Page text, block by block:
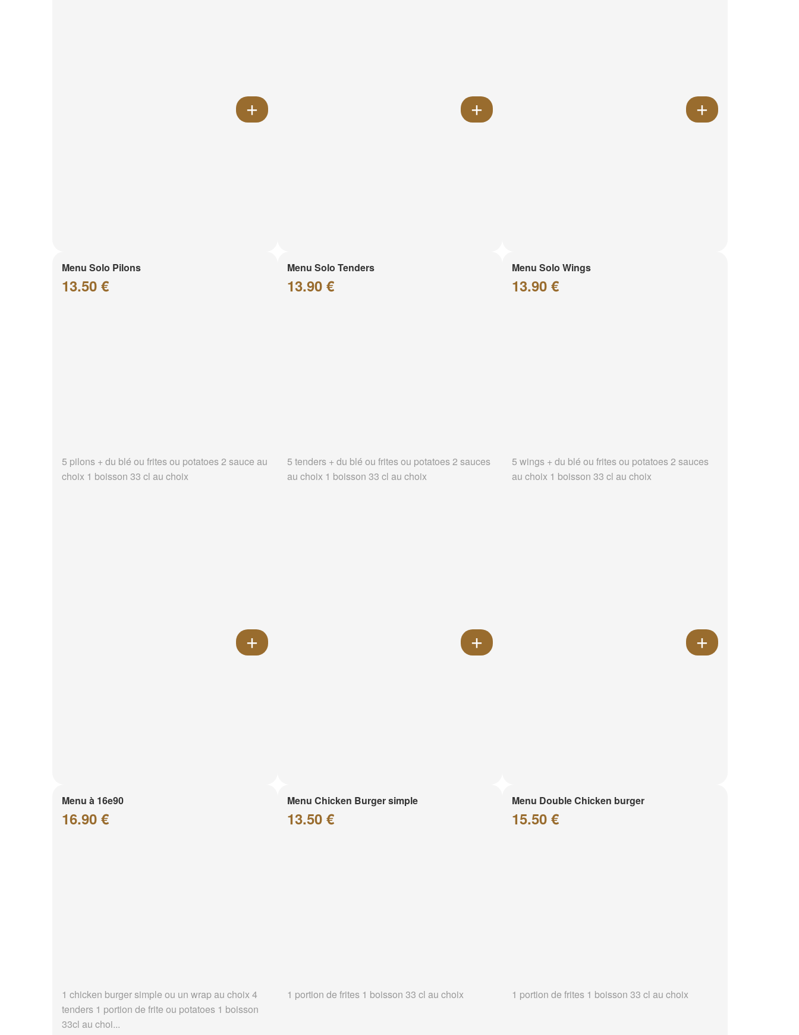
Menu Solo Pilons
13.50 €
5 pilons + du blé ou frites ou potatoes 2 sauce au
choix 1 boisson 33 cl au choix
Menu Solo Tenders
13.90 €
5 tenders + du blé ou frites ou potatoes 2 sauces
au choix 1 boisson 33 cl au choix
Menu Solo Wings
13.90 €
5 wings + du blé ou frites ou potatoes 2 sauces
au choix 1 boisson 33 cl au choix
Menu à 16e90
16.90 €
1 chicken burger simple ou un wrap au choix 4
tenders 1 portion de frite ou potatoes 1 boisson
33cl au choi...
Menu Chicken Burger simple
13.50 €
1 portion de frites 1 boisson 33 cl au choix
Menu Double Chicken burger
15.50 €
1 portion de frites 1 boisson 33 cl au choix